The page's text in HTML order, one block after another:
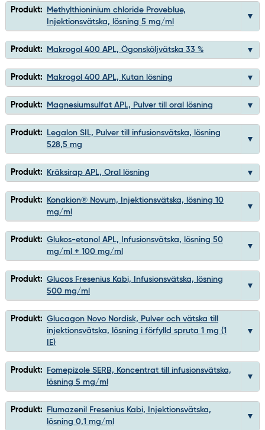
Produkt:
Methylthioninium chloride Proveblue,
Injektionsvätska, lösning 5 mg/ml
Produkt: Makrogol 400 APL, Ögonsköljvätska 33 %
Produkt: Makrogol 400 APL, Kutan lösning
Produkt: Magnesiumsulfat APL, Pulver till oral lösning
Produkt:
Legalon SIL, Pulver till infusionsvätska, lösning
528,5 mg
Produkt: Kräksirap APL, Oral lösning
Produkt:
Konakion® Novum, Injektionsvätska, lösning 10
mg/ml
Produkt: Glukos-etanol APL, Infusionsvätska, lösning 50
mg/ml + 100 mg/ml
Produkt: Glucos Fresenius Kabi, Infusionsvätska, lösning
500 mg/ml
Produkt: Glucagon Novo Nordisk, Pulver och vätska till
injektionsvätska, lösning i förfylld spruta 1 mg (1
IE)
Produkt:
Fomepizole SERB, Koncentrat till infusionsvätska,
lösning 5 mg/ml
Produkt:
Flumazenil Fresenius Kabi, Injektionsvätska,
lösning 0,1 mg/ml